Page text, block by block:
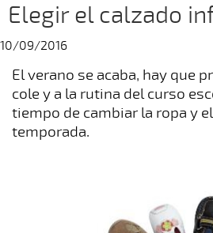
AFECCIONES
PIE
PIE
DIABÉTICO
CIRUGÍA
PODOLÓGICA
PODOLOGÍA
PEDIÁTRICA
Elegir el calzado
10/09/2016
El verano se acaba, hay que
cole y a la rutina del curso
tiempo de cambiar la ropa y
temporada.